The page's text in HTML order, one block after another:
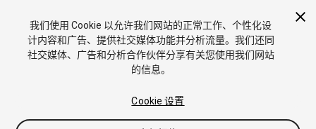
我们使用 Cookie 以允许我们网站的正常工作、个性化设
计内容和广告、提供社交媒体功能并分析流量。我们还同
社交媒体、广告和分析合作伙伴分享有关您使用我们网站
的信息。
Cookie 设置